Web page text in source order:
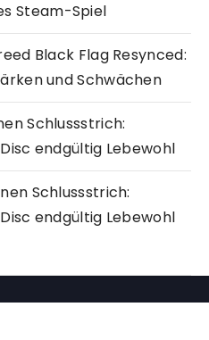
Steam-Spiel
Black Flag Resynced:
und Schwächen
Schlussstrich:
endgültig Lebewohl
Schlussstrich:
endgültig Lebewohl